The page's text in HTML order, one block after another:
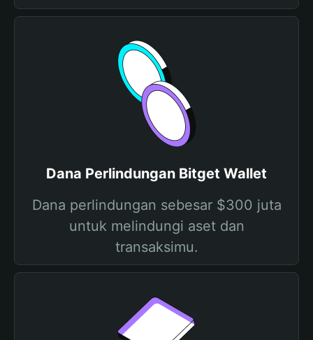
Dana Perlindungan Bitget Wallet
Dana perlindungan sebesar $300 juta
untuk melindungi aset dan
transaksimu.